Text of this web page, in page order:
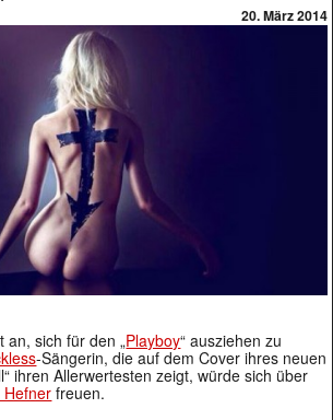
20. März 2014
an, sich für den „Playboy“ ausziehen zu
-Sängerin, die auf dem Cover ihres neuen
ihren Allerwertesten zeigt, würde sich über
Hefner freuen.